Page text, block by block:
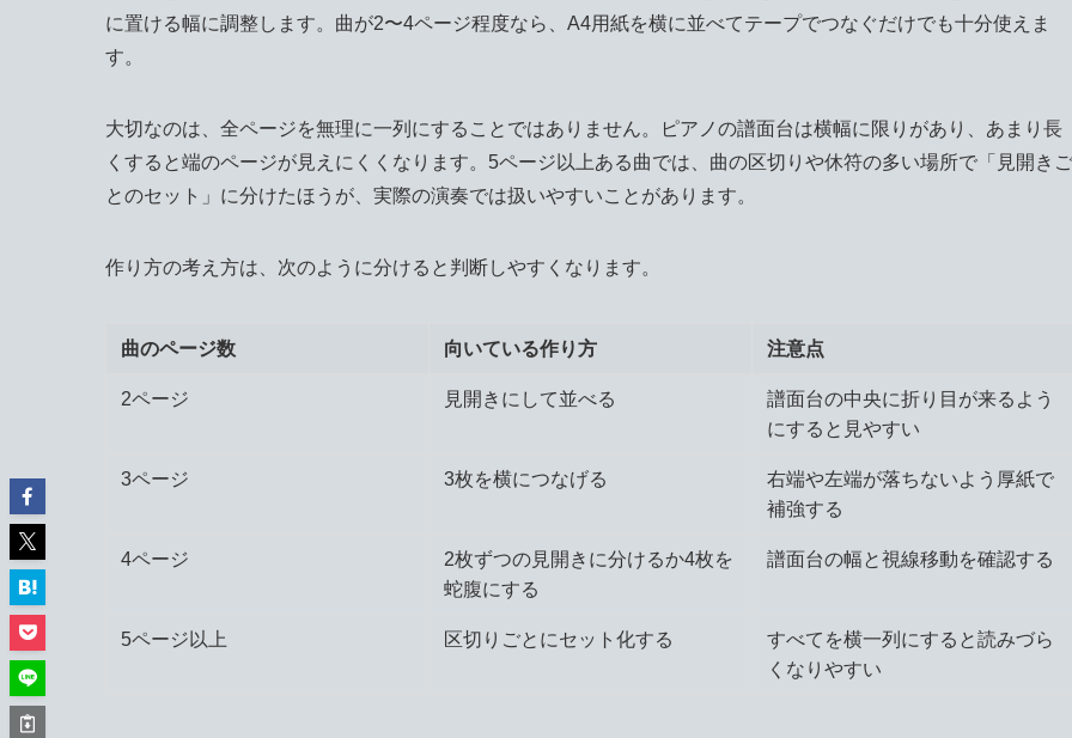
に置ける幅に調整します。曲が2〜4ページ程度なら、A4用紙を横に並べてテープでつなぐだけでも十分使えま
す。
大切なのは、全ページを無理に一列にすることではありません。ピアノの譜面台は横幅に限りがあり、あまり長
くすると端のページが見えにくくなります。5ページ以上ある曲では、曲の区切りや休符の多い場所で「見開きご
とのセット」に分けたほうが、実際の演奏では扱いやすいことがあります。
作り方の考え方は、次のように分けると判断しやすくなります。
曲のページ数 向いている作り方 注意点
2ページ 見開きにして並べる
譜面台の中央に折り目が来るよう
にすると見やすい
3ページ 3枚を横につなげる
右端や左端が落ちないよう厚紙で
補強する
4ページ
2枚ずつの見開きに分けるか4枚を
蛇腹にする
譜面台の幅と視線移動を確認する
5ページ以上 区切りごとにセット化する
すべてを横一列にすると読みづら
くなりやすい